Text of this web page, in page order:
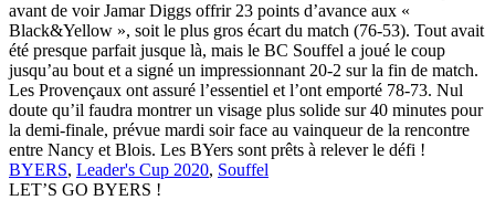
avant de voir Jamar Diggs offrir 23 points d’avance aux «
Black&Yellow », soit le plus gros écart du match (76-53). Tout avait
été presque parfait jusque là, mais le BC Souffel a joué le coup
jusqu’au bout et a signé un impressionnant 20-2 sur la fin de match.
Les Provençaux ont assuré l’essentiel et l’ont emporté 78-73. Nul
doute qu’il faudra montrer un visage plus solide sur 40 minutes pour
la demi-finale, prévue mardi soir face au vainqueur de la rencontre
entre Nancy et Blois. Les BYers sont prêts à relever le défi !
BYERS, Leader's Cup 2020, Souffel
LET’S GO BYERS !